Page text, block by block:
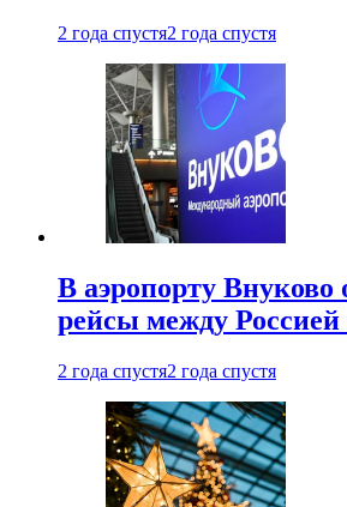
2 года спустя2 года спустя
В аэропорту Внуково
рейсы между
2 года спустя2 года спустя